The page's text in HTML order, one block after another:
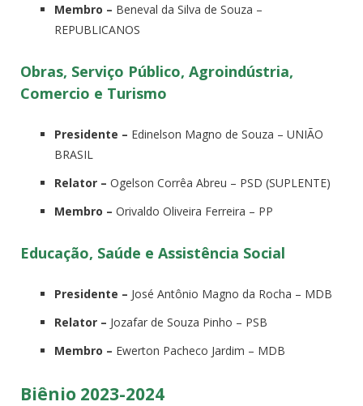
Membro – Beneval da Silva de Souza –
REPUBLICANOS
Obras, Serviço Público, Agroindústria,
Comercio e Turismo
Presidente – Edinelson Magno de Souza – UNIÃO
BRASIL
Relator – Ogelson Corrêa Abreu – PSD (SUPLENTE)
Membro – Orivaldo Oliveira Ferreira – PP
Educação, Saúde e Assistência Social
Presidente – José Antônio Magno da Rocha – MDB
Relator – Jozafar de Souza Pinho – PSB
Membro – Ewerton Pacheco Jardim – MDB
Biênio 2023-2024